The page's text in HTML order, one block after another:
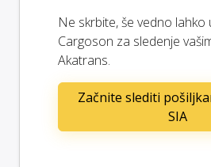
Ne skrbite, še vedno
Cargoson za sledenje
Akatrans.
Začnite slediti
SIA